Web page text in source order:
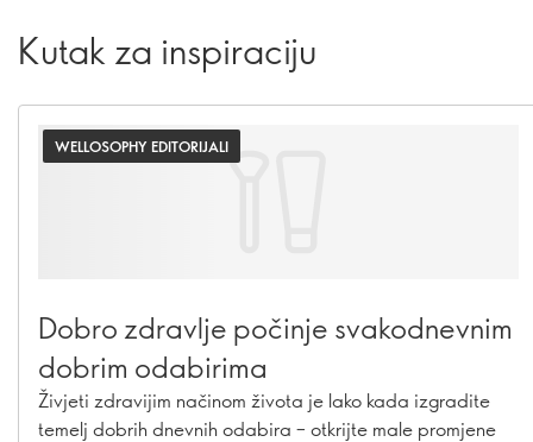
Kutak za inspiraciju
WELLOSOPHY EDITORIJALI
Dobro zdravlje počinje svakodnevnim
dobrim odabirima
Živjeti zdravijim načinom života je lako kada izgradite
temelj dobrih dnevnih odabira – otkrijte male promjene